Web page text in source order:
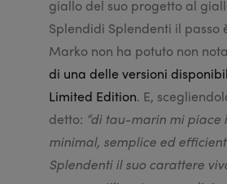
giallo del suo progetto al
Splendidi Splendenti il passo
Marko non ha potuto non
di una delle versioni
Limited Edition. E,
detto: “di tau-marin mi piace
minimal, semplice ed
Splendenti il suo carattere